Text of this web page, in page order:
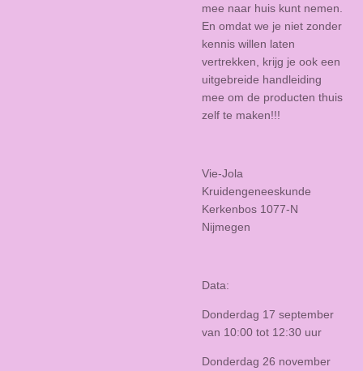
mee naar huis kunt nemen.
En omdat we je niet zonder
kennis willen laten
vertrekken, krijg je ook een
uitgebreide handleiding
mee om de producten thuis
zelf te maken!!!
Vie-Jola
Kruidengeneeskunde
Kerkenbos 1077-N
Nijmegen
Data:
Donderdag 17 september
van 10:00 tot 12:30 uur
Donderdag 26 november